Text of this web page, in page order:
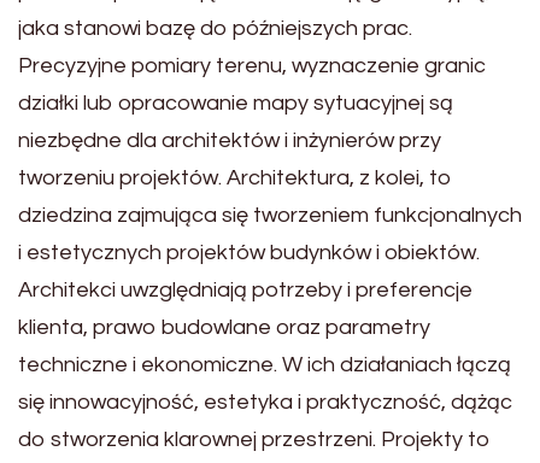
jaka stanowi bazę do późniejszych prac.
Precyzyjne pomiary terenu, wyznaczenie granic
działki lub opracowanie mapy sytuacyjnej są
niezbędne dla architektów i inżynierów przy
tworzeniu projektów. Architektura, z kolei, to
dziedzina zajmująca się tworzeniem funkcjonalnych
i estetycznych projektów budynków i obiektów.
Architekci uwzględniają potrzeby i preferencje
klienta, prawo budowlane oraz parametry
techniczne i ekonomiczne. W ich działaniach łączą
się innowacyjność, estetyka i praktyczność, dążąc
do stworzenia klarownej przestrzeni. Projekty to